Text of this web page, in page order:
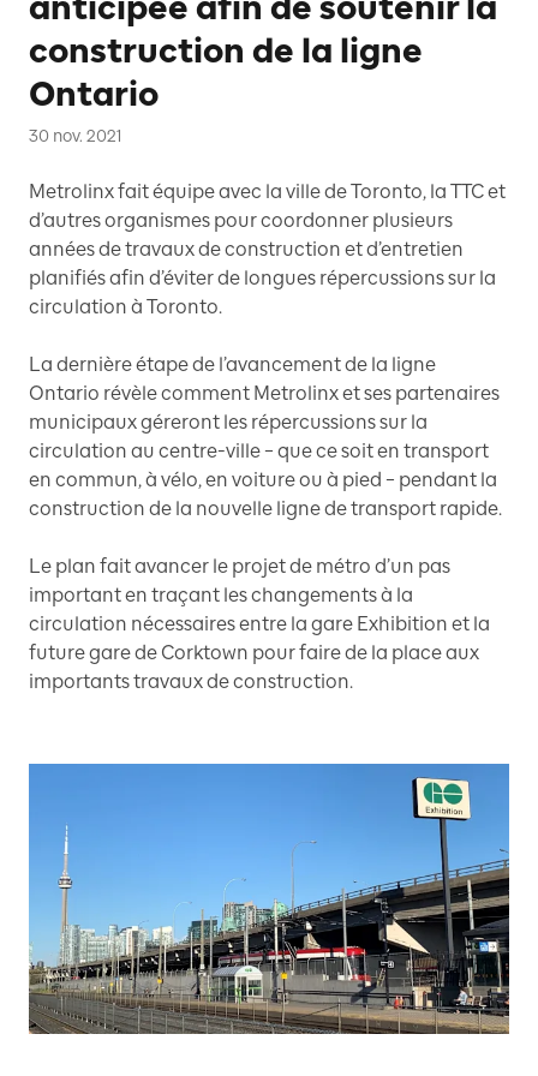
construction de la ligne
Ontario
30 nov. 2021
Metrolinx fait équipe avec la ville de Toronto, la TTC et
d’autres organismes pour coordonner plusieurs
années de travaux de construction et d’entretien
planifiés afin d’éviter de longues répercussions sur la
circulation à Toronto.
La dernière étape de l’avancement de la ligne
Ontario révèle comment Metrolinx et ses partenaires
municipaux géreront les répercussions sur la
circulation au centre-ville – que ce soit en transport
en commun, à vélo, en voiture ou à pied – pendant la
construction de la nouvelle ligne de transport rapide.
Le plan fait avancer le projet de métro d’un pas
important en traçant les changements à la
circulation nécessaires entre la gare Exhibition et la
future gare de Corktown pour faire de la place aux
importants travaux de construction.